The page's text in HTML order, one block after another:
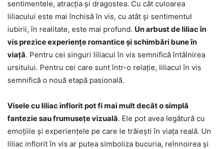
sentimentele, atracția și dragostea. Cu cât culoarea
liliacului este mai închisă în vis, cu atât și sentimentul
iubirii, în realitate, este mai profund. Un arbust de liliac în
vis prezice experiențe romantice și schimbări bune în
viață. Pentru cei singuri liliacul în vis semnifică întâlnirea
ursitului. Pentru cei care sunt într-o relație, liliacul în vis
semnifică o nouă etapă pasională.
Visele cu liliac inflorit pot fi mai mult decât o simplă
fantezie sau frumusețe vizuală. Ele pot avea legătură cu
emoțiile și experiențele pe care le trăiești în viața reală. Un
liliac inflorit în vis ar putea simboliza bucuria, reînnoirea și